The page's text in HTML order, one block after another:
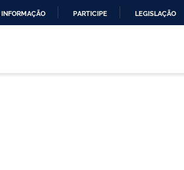
PARTICIPE LEGISLAÇÃO